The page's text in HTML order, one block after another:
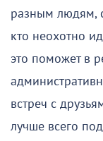
разным людям,
кто неохотно
это поможет в
встреч с
лучше всего